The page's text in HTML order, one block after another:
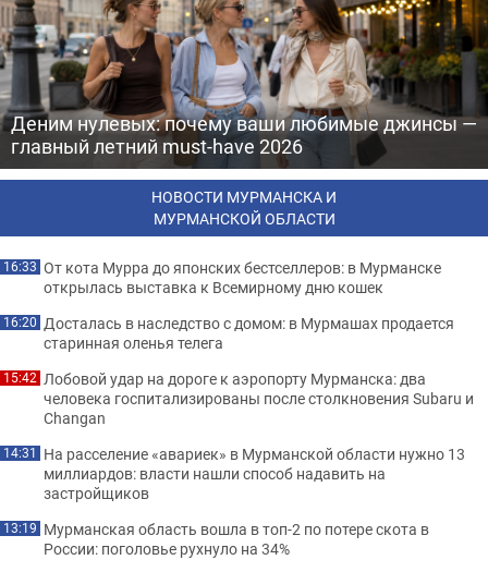
Деним нулевых: почему ваши любимые джинсы —
главный летний must-have 2026
НОВОСТИ МУРМАНСКА И
МУРМАНСКОЙ ОБЛАСТИ
16:33 От кота Мурра до японских бестселлеров: в Мурманске
открылась выставка к Всемирному дню кошек
16:20 Досталась в наследство с домом: в Мурмашах продается
старинная оленья телега
15:42 Лобовой удар на дороге к аэропорту Мурманска: два
человека госпитализированы после столкновения Subaru и
Changan
14:31 На расселение «авариек» в Мурманской области нужно 13
миллиардов: власти нашли способ надавить на
застройщиков
13:19 Мурманская область вошла в топ-2 по потере скота в
России: поголовье рухнуло на 34%